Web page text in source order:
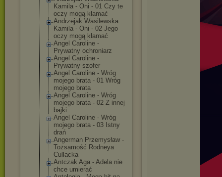
Kamila - Oni - 01 Czy te
oczy mogą kłamać
Andrzejak Wasilewska
Kamila - Oni - 02 Jego
oczy mogą kłamać
Angel Caroline -
Prywatny ochroniarz
Angel Caroline -
Prywatny szofer
Angel Caroline - Wróg
mojego brata - 01 Wróg
mojego brata
Angel Caroline - Wróg
mojego brata - 02 Z innej
bajki
Angel Caroline - Wróg
mojego brata - 03 Istny
drań
Angerman Przemysław -
Tożsamość Rodneya
Cullacka
Antczak Aga - Adela nie
chce umierać